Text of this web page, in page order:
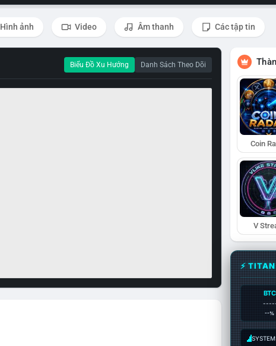
Hình ảnh Video Âm thanh Các tập tin
Biểu Đồ Xu Hướng Danh Sách Theo Dõi
Coin
V
⚡
BTC
--%